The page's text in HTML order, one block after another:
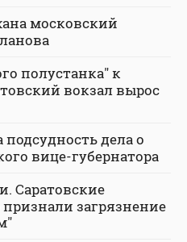
московский
полустанка" к
вокзал вырос
дела о
вице-губернатора
Саратовские
загрязнение